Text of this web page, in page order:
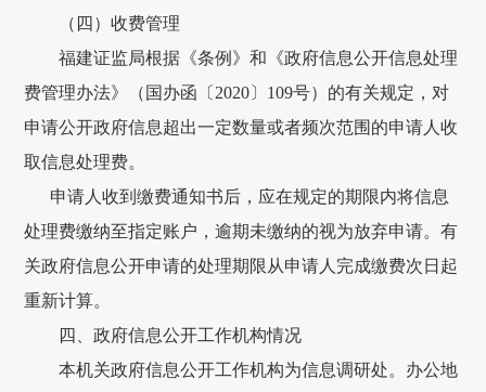
（四）收费管理
福建证监局根据《条例》和《政府信息公开信息处理
费管理办法》（国办函〔2020〕109号）的有关规定，对
申请公开政府信息超出一定数量或者频次范围的申请人收
取信息处理费。
申请人收到缴费通知书后，应在规定的期限内将信息
处理费缴纳至指定账户，逾期未缴纳的视为放弃申请。有
关政府信息公开申请的处理期限从申请人完成缴费次日起
重新计算。
四、政府信息公开工作机构情况
本机关政府信息公开工作机构为信息调研处。办公地